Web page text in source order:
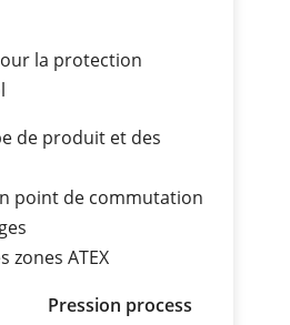
la protection
de produit et des
point de commutation
zones ATEX
Pression process